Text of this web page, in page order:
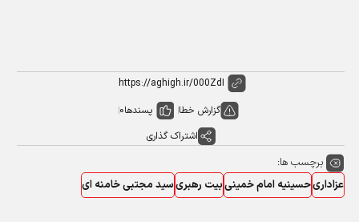
گزارش خطا پسندها0
اشتراک گذاری
برچسب ها:
عزاداریحسینیه امام خمینیبیت رهبریسید مجتبی خامنه ای